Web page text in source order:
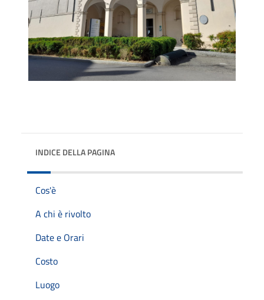
INDICE DELLA PAGINA
Cos'è
A chi è rivolto
Date e Orari
Costo
Luogo